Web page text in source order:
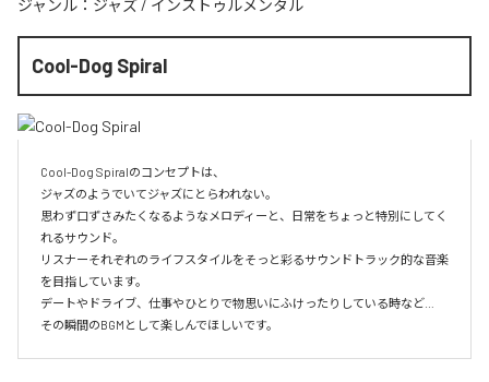
ジャンル： ジャズ / インストゥルメンタル
Cool-Dog Spiral
Cool-Dog Spiralのコンセプトは、
ジャズのようでいてジャズにとらわれない。
思わず口ずさみたくなるようなメロディーと、日常をちょっと特別にしてく
れるサウンド。
リスナーそれぞれのライフスタイルをそっと彩るサウンドトラック的な音楽
を目指しています。
デートやドライブ、仕事やひとりで物思いにふけったりしている時など…
その瞬間のBGMとして楽しんでほしいです。